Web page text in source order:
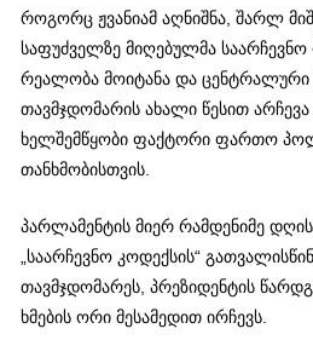
როგორც ჟვანიამ აღნიშნა, შარლ
საფუძველზე მიღებულმა
რეალობა მოიტანა და ცენტრალური
თავმჯდომარის ახალი წესით არჩევა
ხელშემწყობი ფაქტორი ფართო
თანხმობისთვის.
პარლამენტის მიერ რამდენიმე
„საარჩევნო კოდექსის“
თავმჯდომარეს, პრეზიდენტის
ხმების ორი მესამედით ირჩევს.